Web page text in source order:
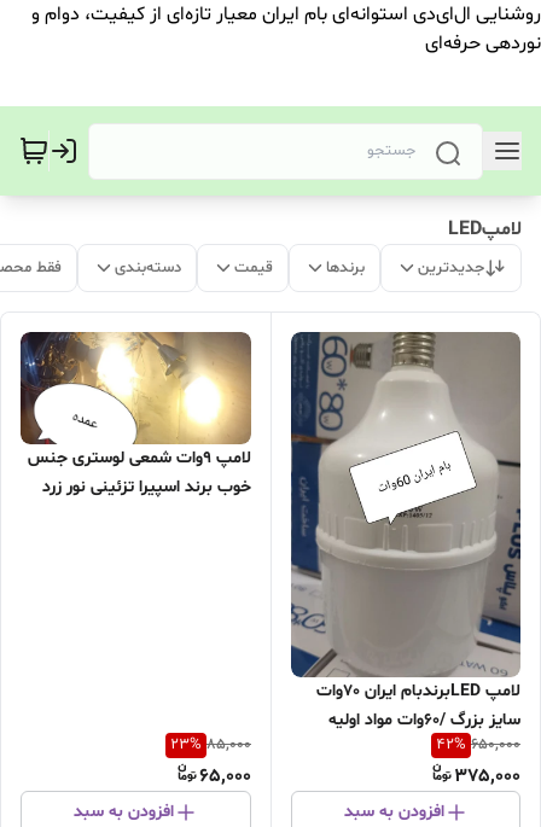
روشنایی ال‌ای‌دی استوانه‌ای بام ایران معیار تازه‌ای از کیفیت، دوام و
نوردهی حرفه‌ای
لامپLED
جدیدترین برندها قیمت دسته‌بندی فقط
لامپ LEDبرندبام ایران 70وات
سایز بزرگ /60وات مواد اولیه
ضخیم بدون افت نور/مهتابی/
کیفیت عالی کمترین قیمت بازار /
قابل استفاده در منازل و مکان
650,000
42%
375,000
افزودن به سبد
لامپ 9وات شمعی لوستری جنس
خوب برند اسپیرا تزئینی نور زرد
85,000
23%
65,000
افزودن به سبد